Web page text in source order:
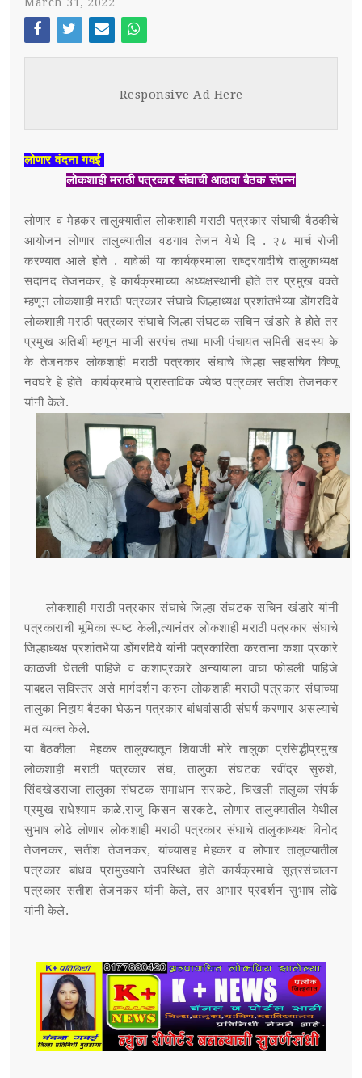
स्पर्धा परीक्षा
SUB MENU 3
PARENTAL MENU
PARENTAL MENU
PARENTAL MENU
Face
Twi
Ema
Wh
Responsive Ad Here
लोणारवंदना गवई
लोकशाही मराठी पत्रकार संघाची आढावा बैठक संपन्न
लोणार व मेहकर तालुक्यातील लोकशाही मराठी पत्रकार संघाची बैठकीचे
आयोजन लोणार तालुक्यातील वडगाव तेजन येथे दि . २८ मार्च रोजी
करण्यात आले होते . यावेळी या कार्यक्रमाला राष्ट्रवादीचे तालुकाध्यक्ष
सदानंद तेजनकर, हे कार्यक्रमाच्या अध्यक्षस्थानी होते तर प्रमुख वक्ते
म्हणून लोकशाही मराठी पत्रकार संघाचे जिल्हाध्यक्ष प्रशांतभैय्या डोंगरदिवे
लोकशाही मराठी पत्रकार संघाचे जिल्हा संघटक सचिन खंडारे हे होते तर
प्रमुख अतिथी म्हणून माजी सरपंच तथा माजी पंचायत समिती सदस्य के
के तेजनकर लोकशाही मराठी पत्रकार संघाचे जिल्हा सहसचिव विष्णू
नवघरे हे होते कार्यक्रमाचे प्रास्ताविक ज्येष्ठ पत्रकार सतीश तेजनकर
यांनी केले.
लोकशाही मराठी पत्रकार संघाचे जिल्हा संघटक सचिन खंडारे यांनी
पत्रकाराची भूमिका स्पष्ट केली,त्यानंतर लोकशाही मराठी पत्रकार संघाचे
जिल्हाध्यक्ष प्रशांतभैया डोंगरदिवे यांनी पत्रकारिता करताना कशा प्रकारे
काळजी घेतली पाहिजे व कशाप्रकारे अन्यायाला वाचा फोडली पाहिजे
याबद्दल सविस्तर असे मार्गदर्शन करुन लोकशाही मराठी पत्रकार संघाच्या
तालुका निहाय बैठका घेऊन पत्रकार बांधवांसाठी संघर्ष करणार असल्याचे
मत व्यक्त केले.
या बैठकीला मेहकर तालुक्यातून शिवाजी मोरे तालुका प्रसिद्धीप्रमुख
लोकशाही मराठी पत्रकार संघ, तालुका संघटक रवींद्र सुरुशे,
सिंदखेडराजा तालुका संघटक समाधान सरकटे, चिखली तालुका संपर्क
प्रमुख राधेश्याम काळे,राजु किसन सरकटे, लोणार तालुक्यातील येथील
सुभाष लोढे लोणार लोकशाही मराठी पत्रकार संघाचे तालुकाध्यक्ष विनोद
तेजनकर, सतीश तेजनकर, यांच्यासह मेहकर व लोणार तालुक्यातील
पत्रकार बांधव प्रामुख्याने उपस्थित होते कार्यक्रमाचे सूत्रसंचालन
पत्रकार सतीश तेजनकर यांनी केले, तर आभार प्रदर्शन सुभाष लोढे
यांनी केले.